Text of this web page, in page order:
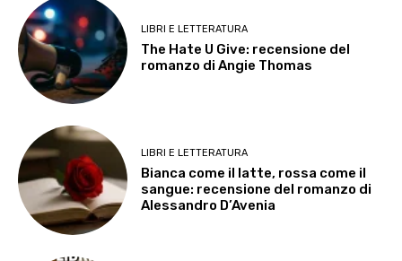
LIBRI E LETTERATURA
The Hate U Give: recensione del
romanzo di Angie Thomas
LIBRI E LETTERATURA
Bianca come il latte, rossa come il
sangue: recensione del romanzo di
Alessandro D’Avenia